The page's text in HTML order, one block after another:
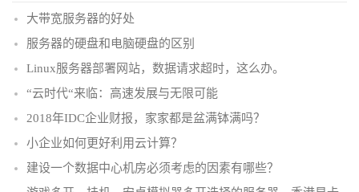
大带宽服务器的好处
服务器的硬盘和电脑硬盘的区别
Linux服务器部署网站，数据请求超时，这么办。
“云时代“来临：高速发展与无限可能
2018年IDC企业财报，家家都是盆满钵满吗？
小企业如何更好利用云计算？
建设一个数据中心机房必须考虑的因素有哪些？